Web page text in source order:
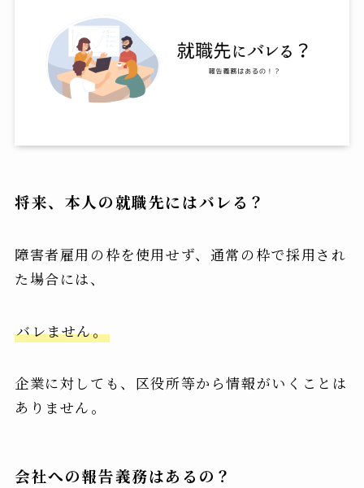
将来、本人の就職先にはバレる？
障害者雇用の枠を使用せず、通常の枠で採用され
た場合には、
バレません。
企業に対しても、区役所等から情報がいくことは
ありません。
会社への報告義務はあるの？